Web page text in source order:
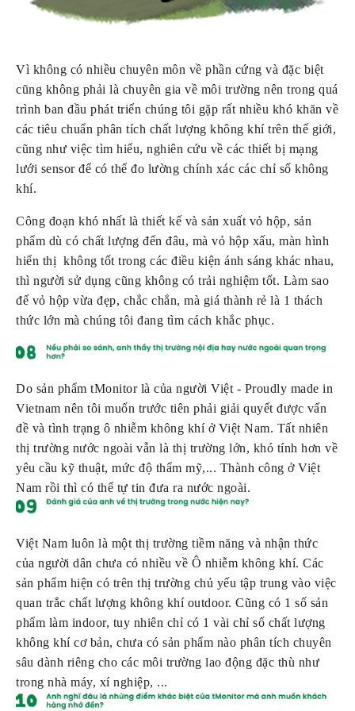
Vì không có nhiều chuyên môn về phần cứng và đặc biệt
cũng không phải là chuyên gia về môi trường nên trong quá
trình ban đầu phát triển chúng tôi gặp rất nhiều khó khăn về
các tiêu chuẩn phân tích chất lượng không khí trên thế giới,
cũng như việc tìm hiểu, nghiên cứu về các thiết bị mạng
lưới sensor để có thể đo lường chính xác các chỉ số không
khí.
Công đoạn khó nhất là thiết kế và sản xuất vỏ hộp, sản
phẩm dù có chất lượng đến đâu, mà vỏ hộp xấu, màn hình
hiển thị  không tốt trong các điều kiện ánh sáng khác nhau,
thì người sử dụng cũng không có trải nghiệm tốt. Làm sao
để vỏ hộp vừa đẹp, chắc chắn, mà giá thành rẻ là 1 thách
thức lớn mà chúng tôi đang tìm cách khắc phục.
Do sản phẩm tMonitor là của người Việt - Proudly made in
Vietnam nên tôi muốn trước tiên phải giải quyết được vấn
đề và tình trạng ô nhiễm không khí ở Việt Nam. Tất nhiên
thị trường nước ngoài vẫn là thị trường lớn, khó tính hơn về
yêu cầu kỹ thuật, mức độ thẩm mỹ,... Thành công ở Việt
Nam rồi thì có thể tự tin đưa ra nước ngoài.
Việt Nam luôn là một thị trường tiềm năng và nhận thức
của người dân chưa có nhiều về Ô nhiễm không khí. Các
sản phẩm hiện có trên thị trường chủ yếu tập trung vào việc
quan trắc chất lượng không khí outdoor. Cũng có 1 số sản
phẩm làm indoor, tuy nhiên chỉ có 1 vài chỉ số chất lượng
không khí cơ bản, chưa có sản phẩm nào phân tích chuyên
sâu dành riêng cho các môi trường lao động đặc thù như
trong nhà máy, xí nghiệp, ...